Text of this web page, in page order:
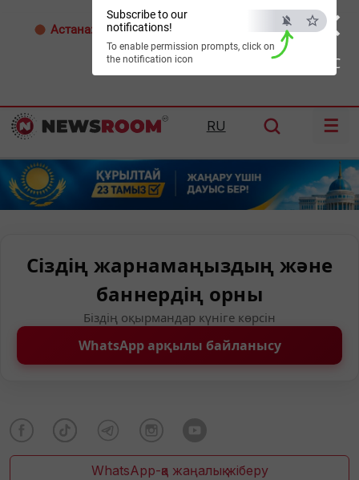
×
ESC
Subscribe to our
notifications!
To enable permission prompts, click on
the notification icon
Астана: 30°C Алматы: Шымкент:38°C
RU ☰
Сіздің жарнамаңыздың және
баннердің орны
Біздің оқырмандар күніге көрсін
WhatsApp арқылы байланысу
WhatsApp-қа жаңалық жіберу